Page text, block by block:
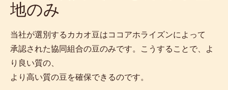
地のみ
当社が選別するカカオ豆はココアホライズンによって
承認された協同組合の豆のみです。こうすることで、よ
り良い質の、
より高い質の豆を確保できるのです。